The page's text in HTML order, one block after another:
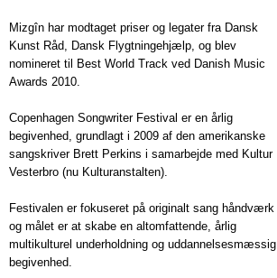
Mizgîn har modtaget priser og legater fra Dansk
Kunst Råd, Dansk Flygtningehjælp, og blev
nomineret til Best World Track ved Danish Music
Awards 2010.
Copenhagen Songwriter Festival er en årlig
begivenhed, grundlagt i 2009 af den amerikanske
sangskriver Brett Perkins i samarbejde med Kultur
Vesterbro (nu Kulturanstalten).
Festivalen er fokuseret på originalt sang håndværk
og målet er at skabe en altomfattende, årlig
multikulturel underholdning og uddannelsesmæssig
begivenhed.